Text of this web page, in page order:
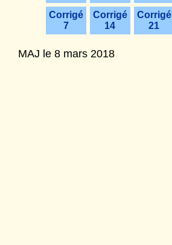
Corrigé
7
Corrigé
14
Corrigé
21
MAJ le 8 mars 2018